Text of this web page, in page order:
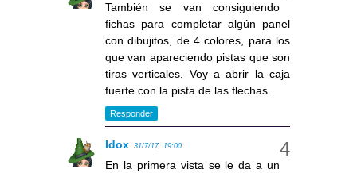
También se van consiguiendo
fichas para completar algún panel
con dibujitos, de 4 colores, para los
que van apareciendo pistas que son
tiras verticales. Voy a abrir la caja
fuerte con la pista de las flechas.
Responder
Idox 31/7/17, 19:00
En la primera vista se le da a un